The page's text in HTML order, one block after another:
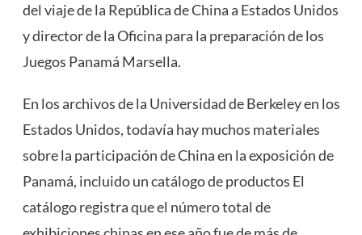
del viaje de la República de China a Estados Unidos
y director de la Oficina para la preparación de los
Juegos Panamá Marsella.
En los archivos de la Universidad de Berkeley en los
Estados Unidos, todavía hay muchos materiales
sobre la participación de China en la exposición de
Panamá, incluido un catálogo de productos El
catálogo registra que el número total de